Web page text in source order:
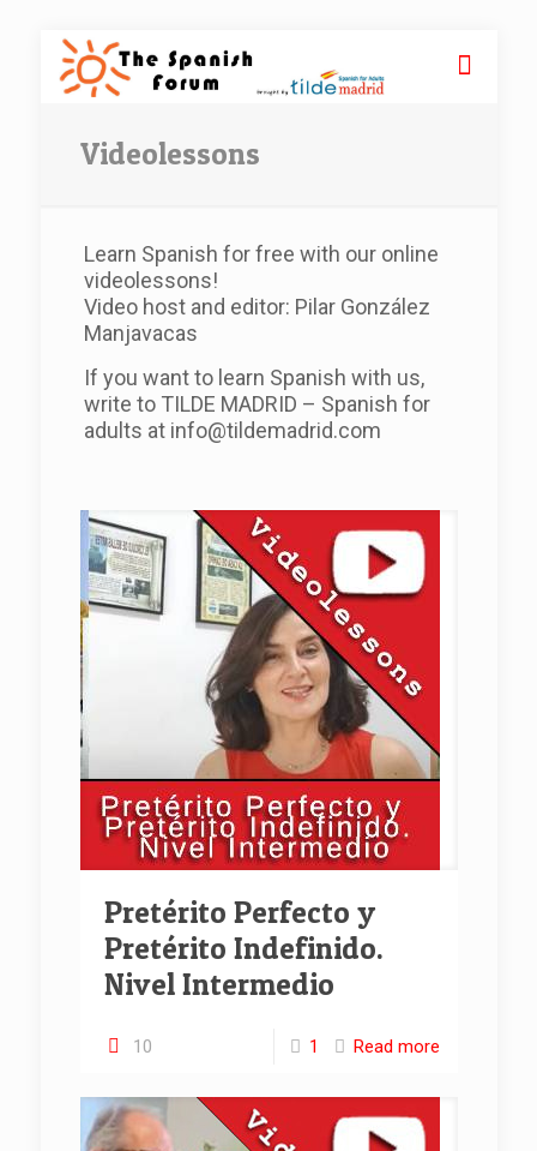
Videolessons
Learn Spanish for free with our online
videolessons!
Video host and editor: Pilar González
Manjavacas
If you want to learn Spanish with us,
write to TILDE MADRID – Spanish for
adults at info@tildemadrid.com
Pretérito Perfecto y
Pretérito Indefinido.
Nivel Intermedio
10 1 Read more